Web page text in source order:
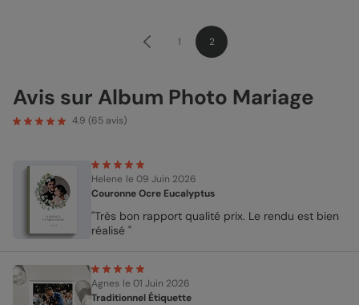
1 2
Avis sur Album Photo Mariage
4.9 (65 avis)
Helene le 09 Juin 2026
Couronne Ocre Eucalyptus
"Très bon rapport qualité prix. Le rendu est bien
réalisé "
Agnes le 01 Juin 2026
Traditionnel Étiquette